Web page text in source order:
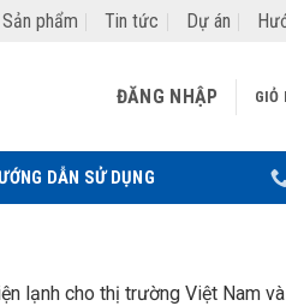
Sản phẩm Tin tức Dự án
ĐĂNG NHẬP GIỎ
DẪN SỬ DỤNG
lạnh cho thị trường Việt Nam